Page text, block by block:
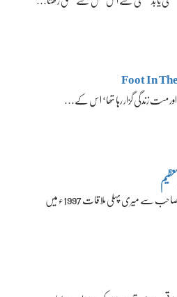
Foot In
مست زندگی گزار رہا تھا‘ اس کے…
امیرالعظیم صاحب سے میری پہلی ملاقات 1997ء میں